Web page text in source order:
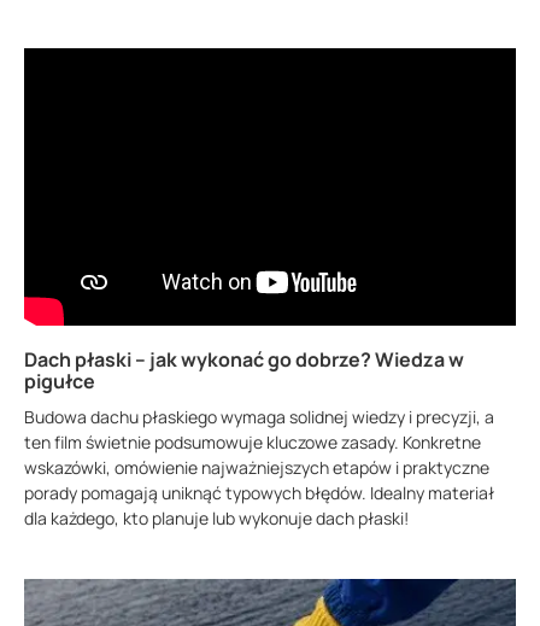
Dach płaski – jak wykonać go dobrze? Wiedza w
pigułce
Budowa dachu płaskiego wymaga solidnej wiedzy i precyzji, a
ten film świetnie podsumowuje kluczowe zasady. Konkretne
wskazówki, omówienie najważniejszych etapów i praktyczne
porady pomagają uniknąć typowych błędów. Idealny materiał
dla każdego, kto planuje lub wykonuje dach płaski!